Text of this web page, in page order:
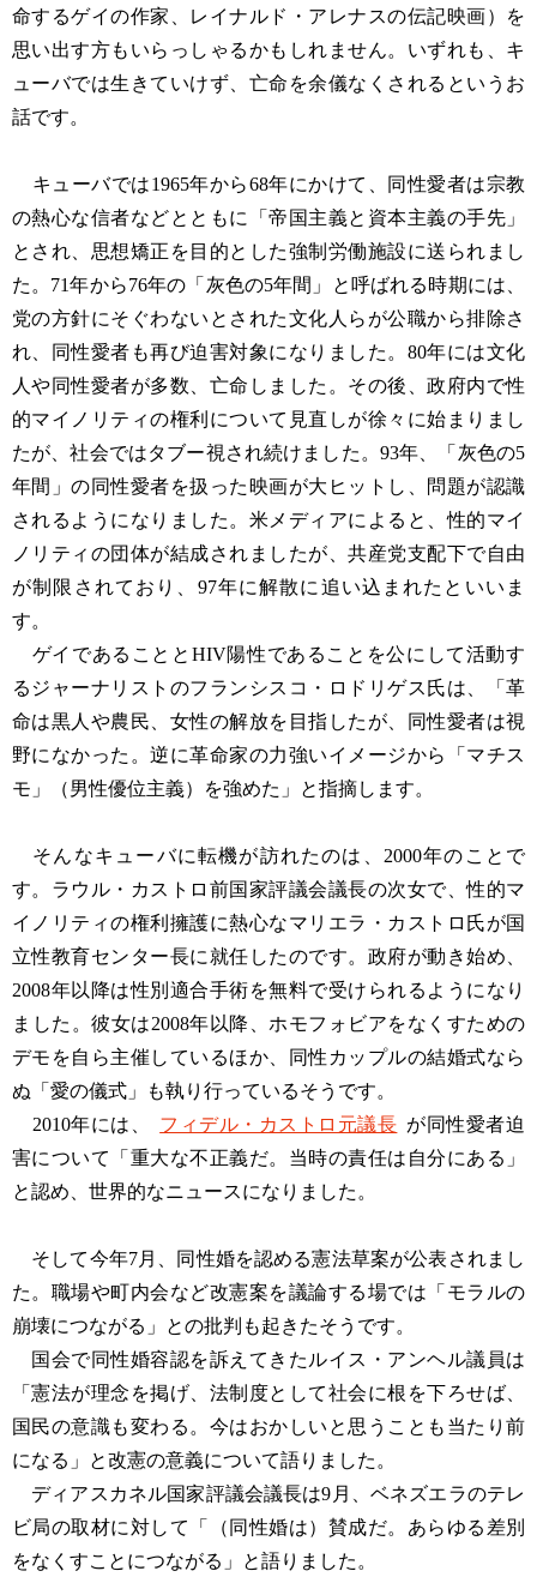
命するゲイの作家、レイナルド・アレナスの伝記映画）を
思い出す方もいらっしゃるかもしれません。いずれも、キ
ューバでは生きていけず、亡命を余儀なくされるというお
話です。
キューバでは1965年から68年にかけて、同性愛者は宗教
の熱心な信者などとともに「帝国主義と資本主義の手先」
とされ、思想矯正を目的とした強制労働施設に送られまし
た。71年から76年の「灰色の5年間」と呼ばれる時期には、
党の方針にそぐわないとされた文化人らが公職から排除さ
れ、同性愛者も再び迫害対象になりました。80年には文化
人や同性愛者が多数、亡命しました。その後、政府内で性
的マイノリティの権利について見直しが徐々に始まりまし
たが、社会ではタブー視され続けました。93年、「灰色の5
年間」の同性愛者を扱った映画が大ヒットし、問題が認識
されるようになりました。米メディアによると、性的マイ
ノリティの団体が結成されましたが、共産党支配下で自由
が制限されており、97年に解散に追い込まれたといいま
す。
ゲイであることとHIV陽性であることを公にして活動す
るジャーナリストのフランシスコ・ロドリゲス氏は、「革
命は黒人や農民、女性の解放を目指したが、同性愛者は視
野になかった。逆に革命家の力強いイメージから「マチス
モ」（男性優位主義）を強めた」と指摘します。
そんなキューバに転機が訪れたのは、2000年のことで
す。ラウル・カストロ前国家評議会議長の次女で、性的マ
イノリティの権利擁護に熱心なマリエラ・カストロ氏が国
立性教育センター長に就任したのです。政府が動き始め、
2008年以降は性別適合手術を無料で受けられるようになり
ました。彼女は2008年以降、ホモフォビアをなくすための
デモを自ら主催しているほか、同性カップルの結婚式なら
ぬ「愛の儀式」も執り行っているそうです。
2010年には、
フィデル・カストロ元議長 が同性愛者迫
害について「重大な不正義だ。当時の責任は自分にある」
と認め、世界的なニュースになりました。
そして今年7月、同性婚を認める憲法草案が公表されまし
た。職場や町内会など改憲案を議論する場では「モラルの
崩壊につながる」との批判も起きたそうです。
国会で同性婚容認を訴えてきたルイス・アンヘル議員は
「憲法が理念を掲げ、法制度として社会に根を下ろせば、
国民の意識も変わる。今はおかしいと思うことも当たり前
になる」と改憲の意義について語りました。
ディアスカネル国家評議会議長は9月、ベネズエラのテレ
ビ局の取材に対して「（同性婚は）賛成だ。あらゆる差別
をなくすことにつながる」と語りました。